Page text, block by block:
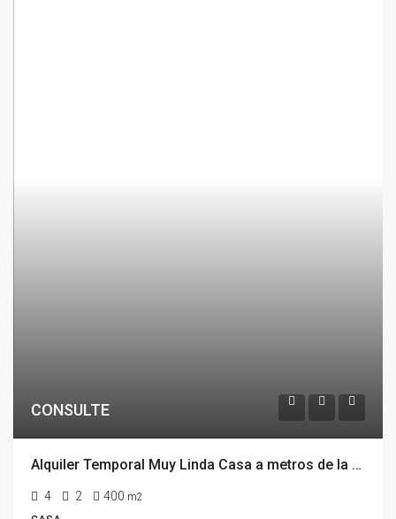
CONSULTE
Alquiler Temporal Muy Linda Casa a metros de la playa, El Chorro, La Barra, Punta del Este
4 2 400 m2